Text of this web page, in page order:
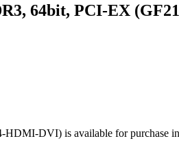
64bit, PCI-EX
DVI) is available for purchase in